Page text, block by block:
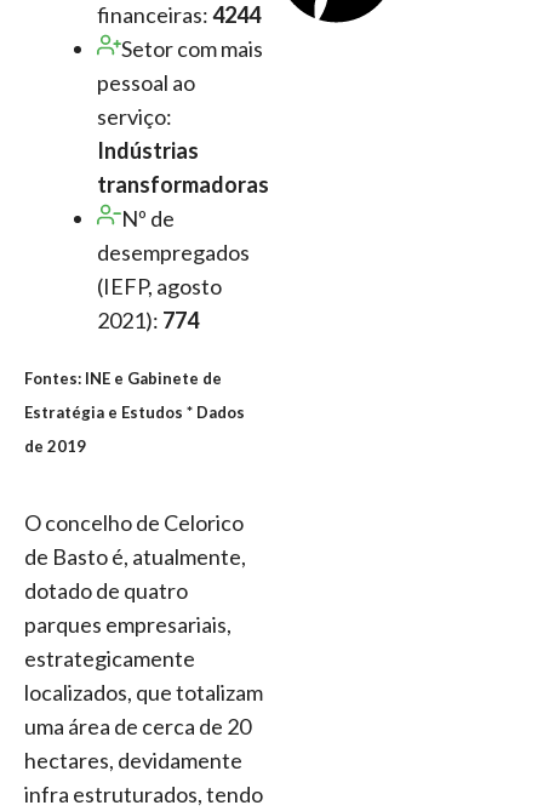
financeiras:4244
Setor com mais
pessoal ao
serviço:
Indústrias
transformadoras
Nº de
desempregados
(IEFP, agosto
2021): 774
Fontes: INE e Gabinete de
Estratégia e Estudos * Dados
de 2019
O concelho de Celorico
de Basto é, atualmente,
dotado de quatro
parques empresariais,
estrategicamente
localizados, que totalizam
uma área de cerca de 20
hectares, devidamente
infra estruturados, tendo